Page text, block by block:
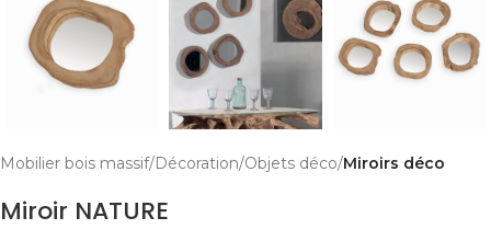
Mobilier bois massif Décoration Objets déco Miroirs déco
Miroir NATURE